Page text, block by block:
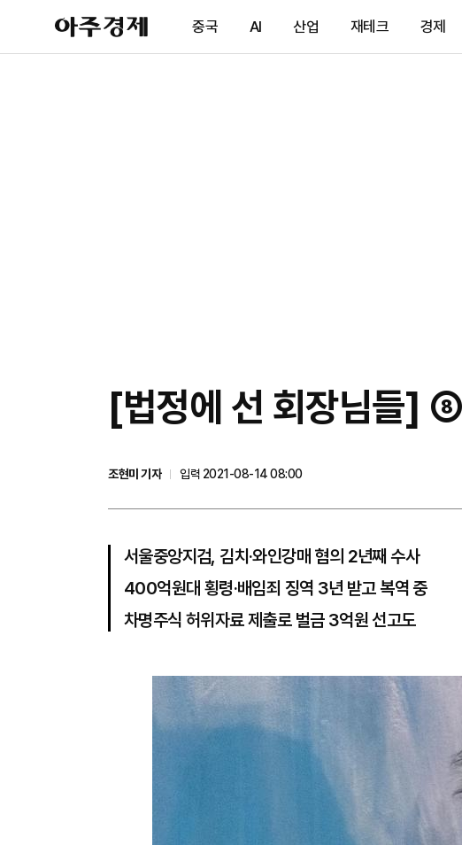
아
주
제
중국 AI 산업 재테크 경제
[법정에 선 회장님들]
조현미 기자
입력 2021-08-14 08:00
서울중앙지검, 김치·와인강매 혐의 2년째 수사
400억원대 횡령·배임죄 징역 3년 받고 복역 중
차명주식 허위자료 제출로 벌금 3억원 선고도